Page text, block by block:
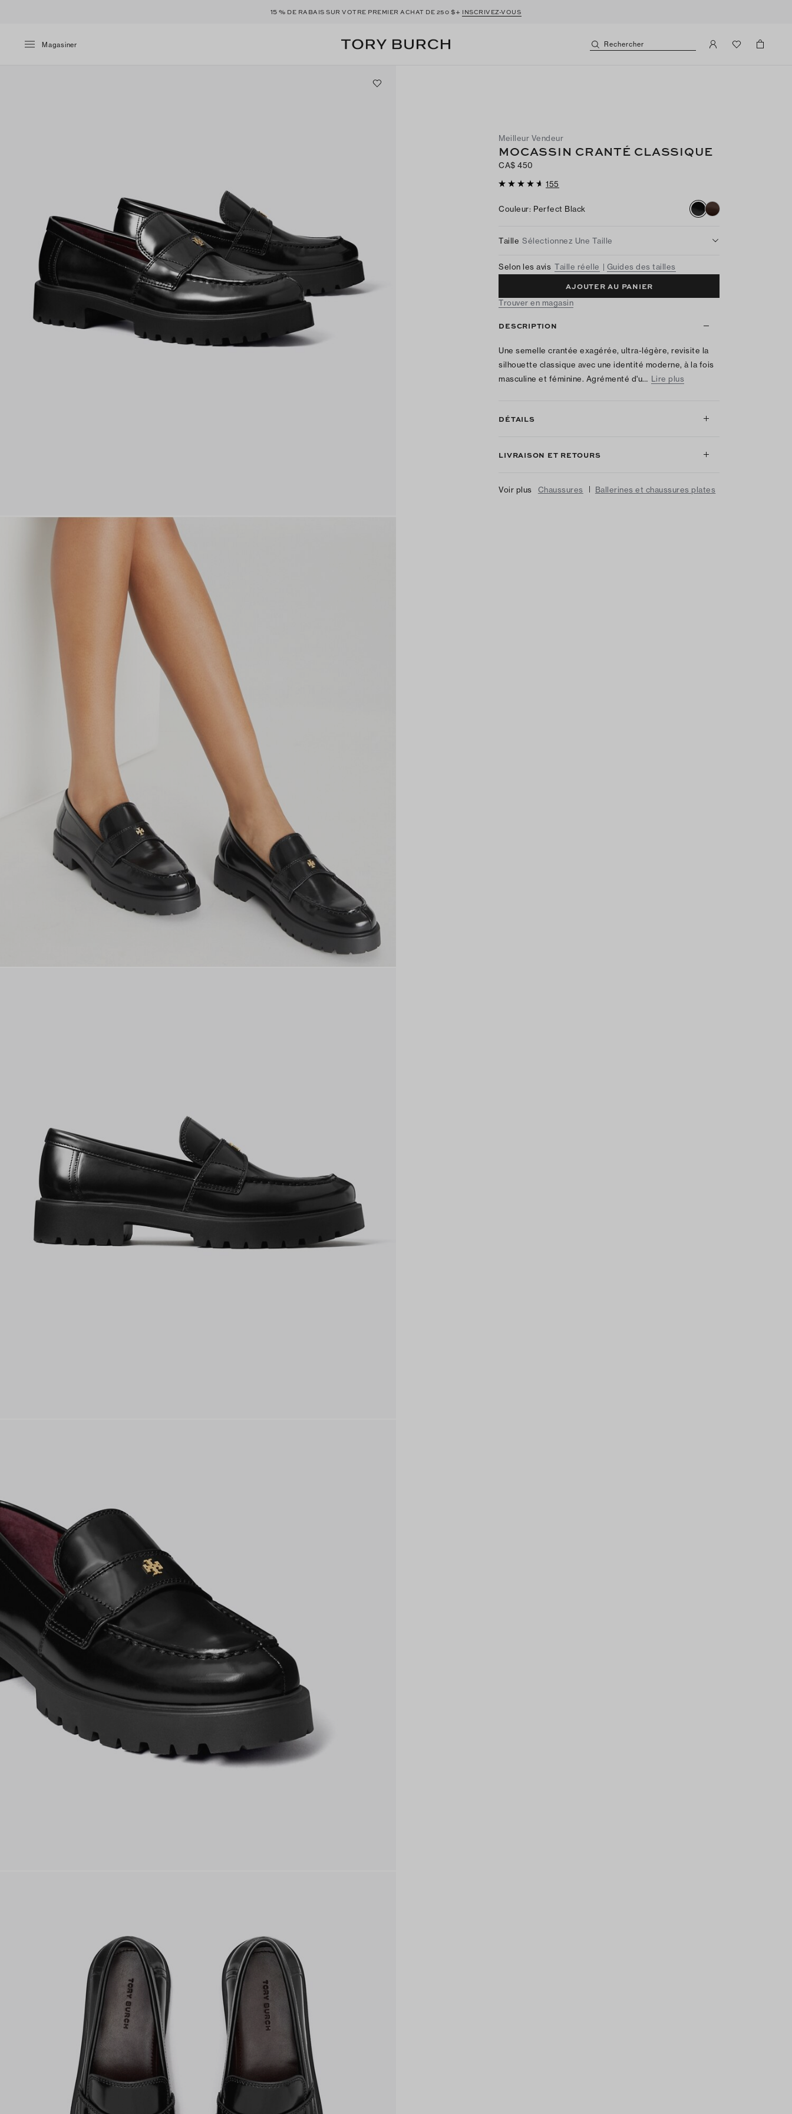
15 % DE RABAIS SUR VOTRE PREMIER ACHAT DE 250 $+ INSCRIVEZ-VOUS
Magasiner Rechercher
Meilleur Vendeur
MOCASSIN CRANTÉ CLASSIQUE
CA$ 450
155
Couleur: Perfect Black
Taille Sélectionnez Une Taille
Selon les avis Taille réelle Guides des tailles
AJOUTER AU PANIER
Trouver en magasin
DESCRIPTION
Une semelle crantée exagérée, ultra-légère, revisite la
silhouette classique avec une identité moderne, à la fois
masculine et féminine. Agrémenté d'u… Lire plus
DÉTAILS
LIVRAISON ET RETOURS
Voir plus Chaussures | Ballerines et chaussures plates